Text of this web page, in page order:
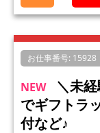
お仕事番号: 15928
NEW
＼未
でギフトラ
付など♪